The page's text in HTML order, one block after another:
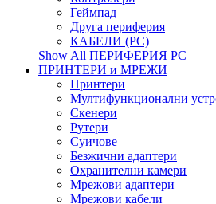
Геймпад
Друга периферия
КАБЕЛИ (PC)
Show All ПЕРИФЕРИЯ PC
ПРИНТЕРИ и МРЕЖИ
Принтери
Мултифункционални
Скенери
Рутери
Суичове
Безжични адаптери
Охранителни камери
Мрежови адаптери
Мрежови кабели